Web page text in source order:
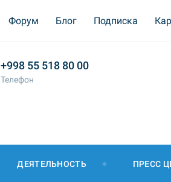
Форум Блог Подписка
+998 55 518 80 00
Телефон
ДЕЯТЕЛЬНОСТЬ ПРЕСС